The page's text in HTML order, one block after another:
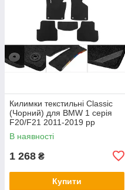
Килимки текстильні Classic
(Чорний) для BMW 1 серія
F20/F21 2011-2019 рр
В наявності
1 268 ₴
Купити